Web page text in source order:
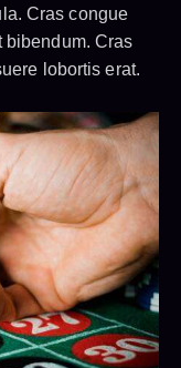
Cras congue
bibendum. Cras
lobortis erat.